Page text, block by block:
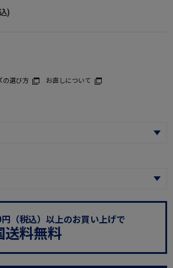
)
の選び方 お直しについて
（税込）以上のお買い上げで
送料無料